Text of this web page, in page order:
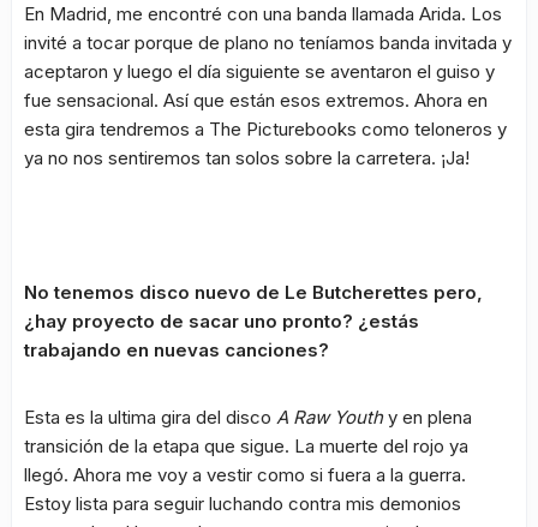
En Madrid, me encontré con una banda llamada Arida. Los
invité a tocar porque de plano no teníamos banda invitada y
aceptaron y luego el día siguiente se aventaron el guiso y
fue sensacional. Así que están esos extremos. Ahora en
esta gira tendremos a The Picturebooks como teloneros y
ya no nos sentiremos tan solos sobre la carretera. ¡Ja!
No tenemos disco nuevo de Le Butcherettes pero,
¿hay proyecto de sacar uno pronto? ¿estás
trabajando en nuevas canciones?
Esta es la ultima gira del disco A Raw Youthy en plena
transición de la etapa que sigue. La muerte del rojo ya
llegó. Ahora me voy a vestir como si fuera a la guerra.
Estoy lista para seguir luchando contra mis demonios